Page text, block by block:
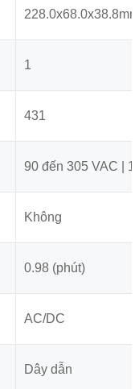
228.0x68.0x38.8mm
1
431
90 đến 305 VAC |
Không
0.98 (phút)
AC/DC
Dây dẫn